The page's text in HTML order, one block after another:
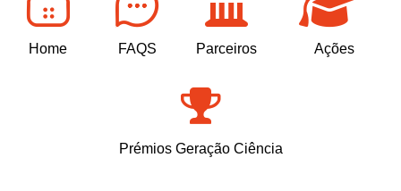
Home FAQS Parceiros Ações
Prémios Geração Ciência